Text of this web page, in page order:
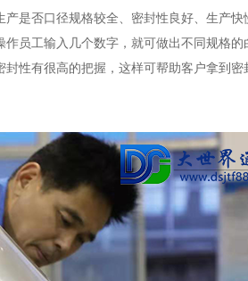
是否口径规格较全、密封性良好、生产快
员工输入几个数字，就可做出不同规格的
性有很高的把握，这样可帮助客户拿到